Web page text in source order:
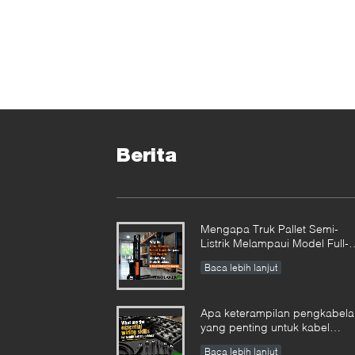
Berita
Mengapa Truk Pallet Semi-
Listrik Melampaui Model Full-
Harian di Gudang Kecil &
Baca lebih lanjut
Apa keterampilan
yang penting untuk kabel
Baca lebih lanjut